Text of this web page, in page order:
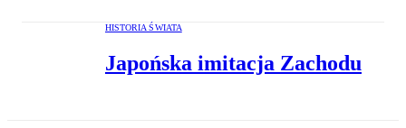
HISTORIA ŚWIATA
Japońska imitacja Zachodu